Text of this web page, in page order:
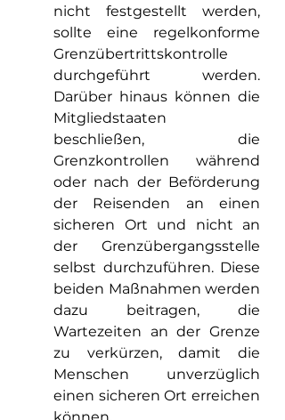
nicht festgestellt werden,
sollte eine regelkonforme
Grenzübertrittskontrolle
durchgeführt werden.
Darüber hinaus können die
Mitgliedstaaten
beschließen, die
Grenzkontrollen während
oder nach der Beförderung
der Reisenden an einen
sicheren Ort und nicht an
der Grenzübergangsstelle
selbst durchzuführen. Diese
beiden Maßnahmen werden
dazu beitragen, die
Wartezeiten an der Grenze
zu verkürzen, damit die
Menschen unverzüglich
einen sicheren Ort erreichen